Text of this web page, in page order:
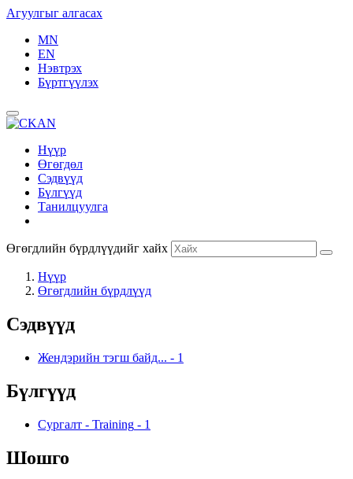
Агуулгыг алгасах
MN
EN
Нэвтрэх
Бүртгүүлэх
Нүүр
Өгөгдөл
Сэдвүүд
Бүлгүүд
Танилцуулга
Өгөгдлийн бүрдлүүдийг хайх
Нүүр
Өгөгдлийн бүрдлүүд
Сэдвүүд
Жендэрийн тэгш байд... - 1
Бүлгүүд
Сургалт - Training - 1
Шошго